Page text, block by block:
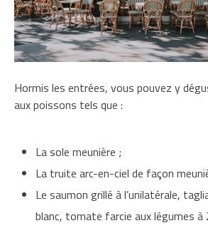
Hormis les entrées, vous pouvez y
aux poissons tels que :
La sole meunière ;
La truite arc-en-ciel de façon
Le saumon grillé à l’unilatérale,
blanc, tomate farcie aux légumes à